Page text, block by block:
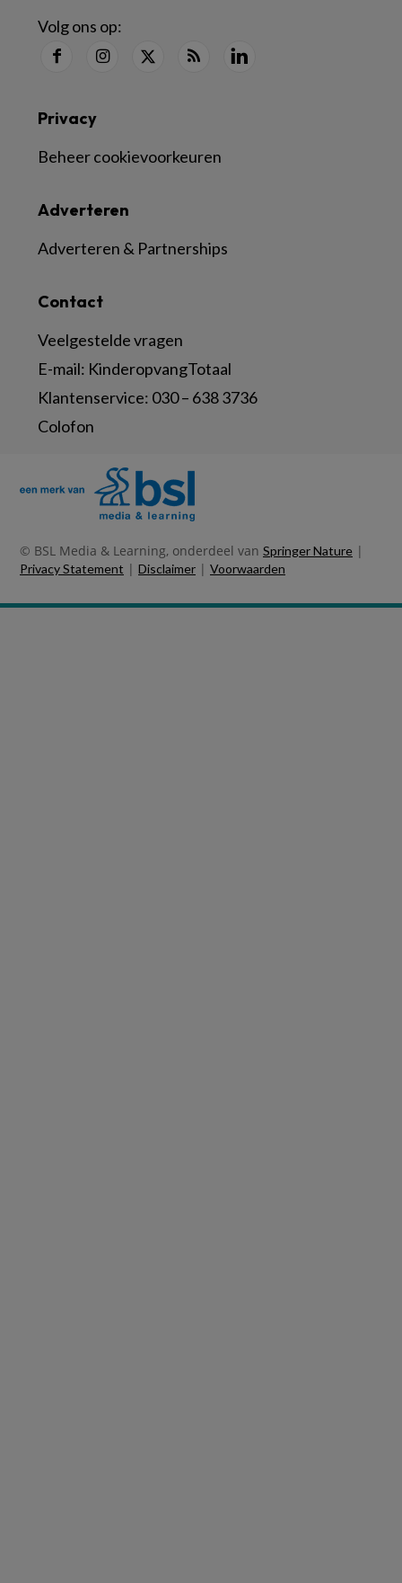
Volg ons op:
Contact
Veelgestelde vragen
E-mail: KinderopvangTotaal
Klantenservice: 030 – 638 3736
Colofon
Adverteren
Adverteren & Partnerships
Privacy
Beheer cookievoorkeuren
© BSL Media & Learning, onderdeel van Springer Nature |
Privacy Statement | Disclaimer | Voorwaarden